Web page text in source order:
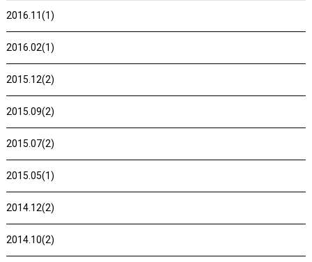
2016.11(1)
2016.02(1)
2015.12(2)
2015.09(2)
2015.07(2)
2015.05(1)
2014.12(2)
2014.10(2)